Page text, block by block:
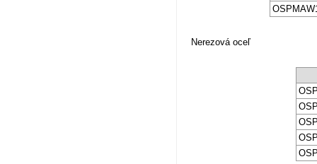
Nerezová oceľ